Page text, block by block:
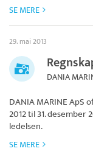
SE MERE
29. mai 2013
DANIA
DANIA MARINE ApS
2012 til 31. desember
ledelsen.
SE MERE